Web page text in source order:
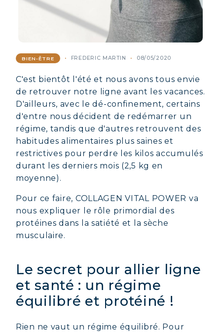
BIEN-ÊTRE FREDERIC MARTIN 08/05/2020
C'est bientôt l'été et nous avons tous envie
de retrouver notre ligne avant les vacances.
D'ailleurs, avec le dé-confinement, certains
d'entre nous décident de redémarrer un
régime, tandis que d'autres retrouvent des
habitudes alimentaires plus saines et
restrictives pour perdre les kilos accumulés
durant les derniers mois (2,5 kg en
moyenne).
Pour ce faire, COLLAGEN VITAL POWER va
nous expliquer le rôle primordial des
protéines dans la satiété et la sèche
musculaire.
Le secret pour allier ligne
et santé : un régime
équilibré et protéiné !
Rien ne vaut un régime équilibré. Pour